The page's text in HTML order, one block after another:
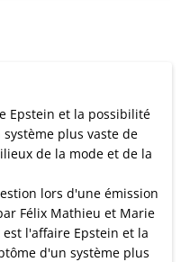
Epstein et la possibilité
plus vaste de
de la mode et de la
lors d'une émission
Félix Mathieu et Marie
l'affaire Epstein et la
d'un système plus